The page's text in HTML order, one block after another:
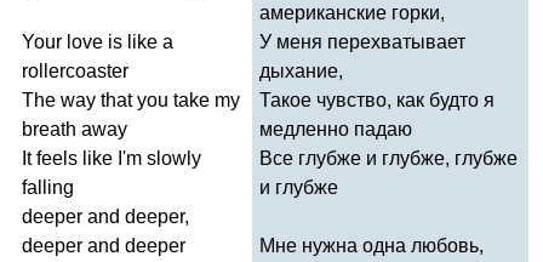
Your love is like a
rollercoaster
The way that you take my
breath away
It feels like I'm slowly
falling
deeper and deeper,
deeper and deeper
американские горки,
У меня перехватывает
дыхание,
Такое чувство, как будто я
медленно падаю
Все глубже и глубже, глубже
и глубже
Мне нужна одна любовь,